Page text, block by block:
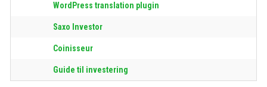
WordPress translation plugin
Saxo Investor
Coinisseur
Guide til investering